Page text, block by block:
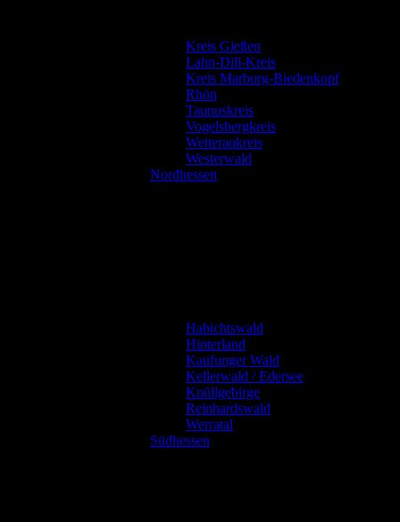
Kreis Gießen
Lahn-Dill-Kreis
Kreis Marburg-Biedenkopf
Rhön
Taunuskreis
Vogelsbergkreis
Wetteraukreis
Westerwald
Nordhessen
Habichtswald
Hinterland
Kaufunger Wald
Kellerwald / Edersee
Knüllgebirge
Reinhardswald
Werratal
Südhessen